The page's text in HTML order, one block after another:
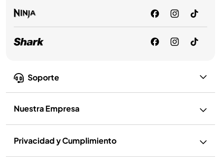
Soporte
Nuestra Empresa
Privacidad y Cumplimiento